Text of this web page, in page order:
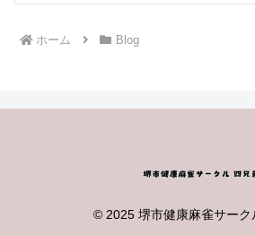
ホーム Blog
© 2025 堺市健康麻雀サーク